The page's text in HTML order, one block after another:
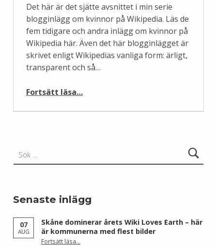
Det här är det sjätte avsnittet i min serie
blogginlägg om kvinnor på Wikipedia. Läs de
fem tidigare och andra inlägg om kvinnor på
Wikipedia här. Även det här blogginlägget är
skrivet enligt Wikipedias vanliga form: ärligt,
transparent och så…
Fortsätt läsa“Tio ämnen för kvinnor att skriva om på Wikipedia”
…
Senaste inlägg
07
AUG
Skåne dominerar årets Wiki Loves Earth – här
är kommunerna med flest bilder
Fortsätt läsa“Skåne dominerar årets Wiki Loves Earth – här är kommunerna med flest bilder”
…